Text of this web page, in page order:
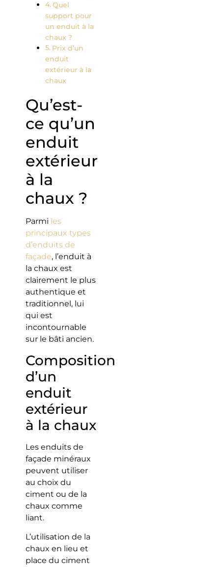
Quel
support pour
un enduit à la
chaux ?
Prix d’un
enduit
extérieur à la
chaux
Qu’est-
ce qu’un
enduit
extérieur
à la
chaux ?
Parmi les
principaux types
d’enduits de
façade, l’enduit à
la chaux est
clairement le plus
authentique et
traditionnel, lui
qui est
incontournable
sur le bâti ancien.
Composition
d’un
enduit
extérieur
à la chaux
Les enduits de
façade minéraux
peuvent utiliser
au choix du
ciment ou de la
chaux comme
liant.
L’utilisation de la
chaux en lieu et
place du ciment